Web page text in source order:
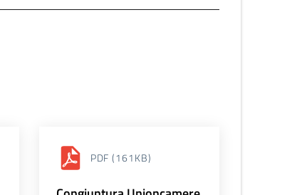
PDF (161KB)